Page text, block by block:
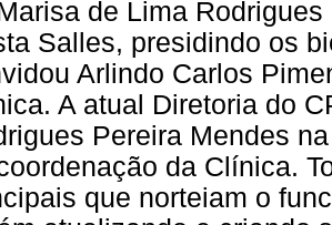
de Lima
Salles, presidindo os
Arlindo Carlos
A atual Diretoria do
Pereira Mendes
da Clínica.
que norteiam o